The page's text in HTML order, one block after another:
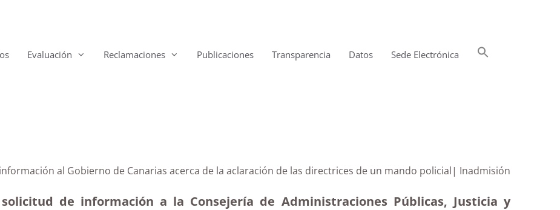
Evaluación Reclamaciones Publicaciones Transparencia Datos Sede Electrónica
al Gobierno de Canarias acerca de la aclaración de las directrices de un mando policial| Inadmisión
de información a la Consejería de Administraciones Públicas, Justicia y